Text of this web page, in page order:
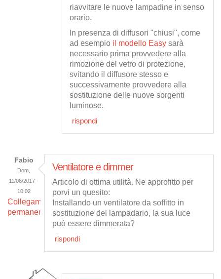
riavvitare le nuove lampadine in senso
orario.
In presenza di diffusori "chiusi", come
ad esempio il modello Easysarà
necessario prima provvedere alla
rimozione del vetro di protezione,
svitando il diffusore stesso e
successivamente provvedere alla
sostituzione delle nuove sorgenti
luminose.
rispondi
Fabio
Dom,
11/06/2017 -
10:02
Collegamento
permanente
Ventilatore e dimmer
Articolo di ottima utilità. Ne approfitto per
porvi un quesito:
Installando un ventilatore da soffitto in
sostituzione del lampadario, la sua luce
può essere dimmerata?
rispondi